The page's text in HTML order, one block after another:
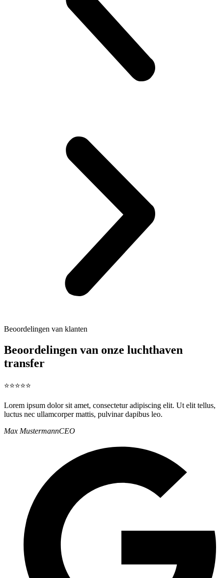
Beoordelingen van klanten
Beoordelingen van onze luchthaven
transfer
⭐⭐⭐⭐⭐
Lorem ipsum dolor sit amet, consectetur adipiscing elit. Ut elit tellus,
luctus nec ullamcorper mattis, pulvinar dapibus leo.
Max MustermannCEO